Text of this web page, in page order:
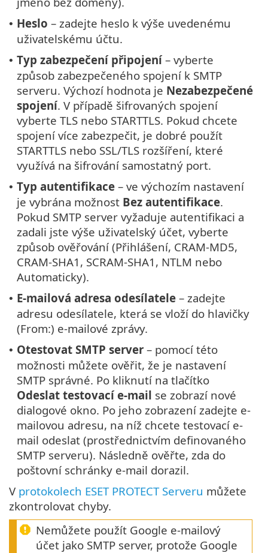
• Heslo – zadejte heslo k výše uvedenému
uživatelskému účtu.
• Typ zabezpečení připojení– vyberte
způsob zabezpečeného spojení k SMTP
serveru. Výchozí hodnota je Nezabezpečené
spojení. V případě šifrovaných spojení
vyberte TLS nebo STARTTLS. Pokud chcete
spojení více zabezpečit, je dobré použít
STARTTLS nebo SSL/TLS rozšíření, které
využívá na šifrování samostatný port.
• Typ autentifikace – ve výchozím nastavení
je vybrána možnost Bez autentifikace.
Pokud SMTP server vyžaduje autentifikaci a
zadali jste výše uživatelský účet, vyberte
způsob ověřování (Přihlášení, CRAM-MD5,
CRAM-SHA1, SCRAM-SHA1, NTLM nebo
Automaticky).
• E-mailová adresa odesílatele – zadejte
adresu odesílatele, která se vloží do hlavičky
(From:) e-mailové zprávy.
• Otestovat SMTP server – pomocí této
možnosti můžete ověřit, že je nastavení
SMTP správné. Po kliknutí na tlačítko
Odeslat testovací e-mail se zobrazí nové
dialogové okno. Po jeho zobrazení zadejte e-
mailovou adresu, na níž chcete testovací e-
mail odeslat (prostřednictvím definovaného
SMTP serveru). Následně ověřte, zda do
poštovní schránky e-mail dorazil.
V protokolech ESET PROTECT Serveru můžete
zkontrolovat chyby.
Nemůžete použít Google e-mailový
účet jako SMTP server, protože Google